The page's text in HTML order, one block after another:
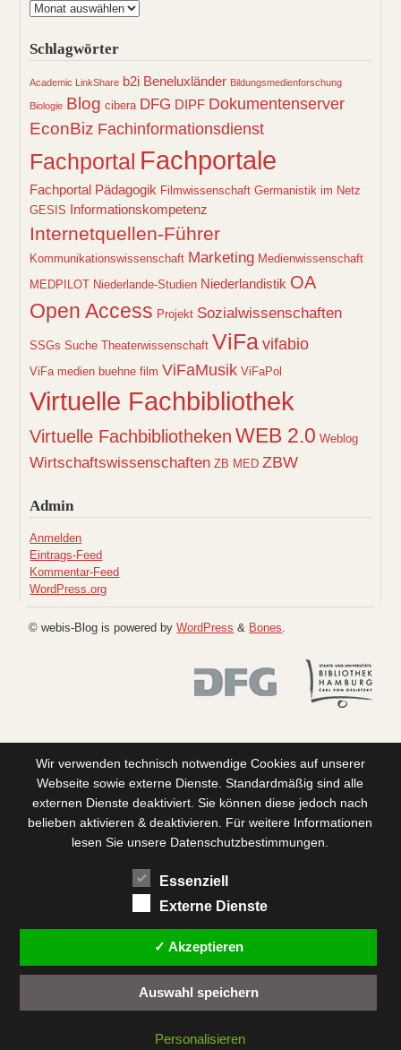
Archiv
Schlagwörter
Academic LinkShare b2i Beneluxländer Bildungsmedienforschung
Biologie Blog cibera DFG DIPF Dokumentenserver
EconBiz Fachinformationsdienst
Fachportal Fachportale
Fachportal Pädagogik Filmwissenschaft Germanistik im Netz
GESIS
Informationskompetenz
Internetquellen-Führer
Kommunikationswissenschaft Marketing Medienwissenschaft
MEDPILOT Niederlande-Studien Niederlandistik OA
Open Access Projekt Sozialwissenschaften
SSGs Suche Theaterwissenschaft ViFa vifabio
ViFa medien buehne film ViFaMusik ViFaPol
Virtuelle Fachbibliothek
Virtuelle Fachbibliotheken WEB 2.0 Weblog
Wirtschaftswissenschaften ZB MED ZBW
Admin
Anmelden
Eintrags-Feed
Kommentar-Feed
WordPress.org
© webis-Blog is powered byWordPress & Bones
Wir verwenden technisch notwendige Cookies auf unserer
Webseite sowie externe Dienste. Standardmäßig sind alle
externen Dienste deaktiviert. Sie können diese jedoch nach
belieben aktivieren & deaktivieren. Für weitere Informationen
lesen Sie unsere Datenschutzbestimmungen.
Essenziell
Externe Dienste
✓ Akzeptieren
Auswahl speichern
Personalisieren